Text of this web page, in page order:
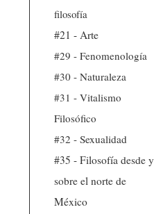
filosofía
#21 - Arte
#29 - Fenomenología
#30 - Naturaleza
#31 - Vitalismo
Filosófico
#32 - Sexualidad
#35 - Filosofía desde y
sobre el norte de
México